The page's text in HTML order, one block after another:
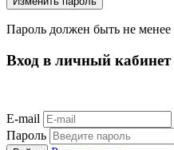
Пароль должен быть не
Вход в личный кабинет
E-mail
Пароль